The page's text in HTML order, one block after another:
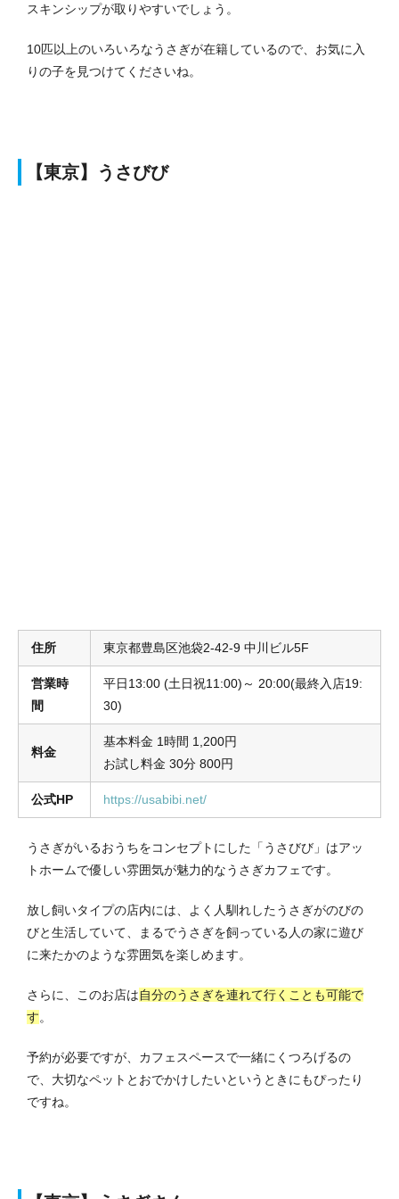
スキンシップが取りやすいでしょう。
10匹以上のいろいろなうさぎが在籍しているので、お気に入
りの子を見つけてくださいね。
【東京】うさびび
住所 東京都豊島区池袋2-42-9 中川ビル5F
営業時
間
平日13:00 (土日祝11:00)～ 20:00(最終入店19:
30)
料金
基本料金 1時間 1,200円
お試し料金 30分 800円
公式HP https://usabibi.net/
うさぎがいるおうちをコンセプトにした「うさびび」はアッ
トホームで優しい雰囲気が魅力的なうさぎカフェです。
放し飼いタイプの店内には、よく人馴れしたうさぎがのびの
びと生活していて、まるでうさぎを飼っている人の家に遊び
に来たかのような雰囲気を楽しめます。
さらに、このお店は自分のうさぎを連れて行くことも可能で
す。
予約が必要ですが、カフェスペースで一緒にくつろげるの
で、大切なペットとおでかけしたいというときにもぴったり
ですね。